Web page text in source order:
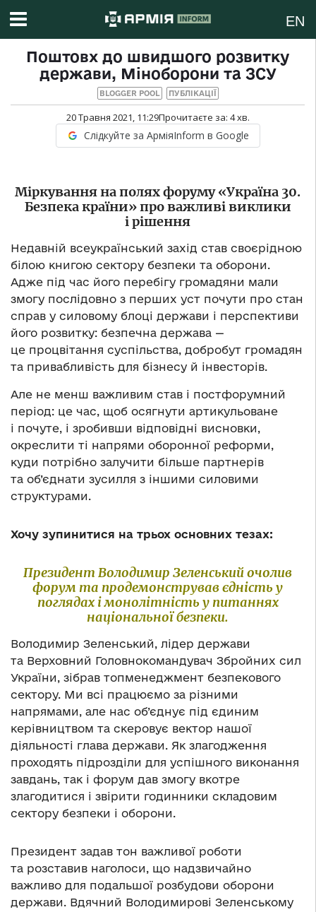
EN
Поштовх до швидшого розвитку
держави, Міноборони та ЗСУ
BLOGGER POOL ПУБЛІКАЦІЇ
20 Травня 2021, 11:29Прочитаєте за: 4хв.
Слідкуйте за АрміяInform в Google
Міркування на полях форуму «Україна 30.
Безпека країни» про важливі виклики
і рішення
Недавній всеукраїнський захід став своєрідною
білою книгою сектору безпеки та оборони.
Адже під час його перебігу громадяни мали
змогу послідовно з перших уст почути про стан
справ у силовому блоці держави і перспективи
його розвитку: безпечна держава —
це процвітання суспільства, добробут громадян
та привабливість для бізнесу й інвесторів.
Але не менш важливим став і постфорумний
період: це час, щоб осягнути артикульоване
і почуте, і зробивши відповідні висновки,
окреслити ті напрями оборонної реформи,
куди потрібно залучити більше партнерів
та об’єднати зусилля з іншими силовими
структурами.
Хочу зупинитися на трьох основних тезах:
Президент Володимир Зеленський очолив
форум та продемонстрував єдність у
поглядах і монолітність у питаннях
національної безпеки.
Володимир Зеленський, лідер держави
та Верховний Головнокомандувач Збройних сил
України, зібрав топменеджмент безпекового
сектору. Ми всі працюємо за різними
напрямами, але нас об’єднує під єдиним
керівництвом та скеровує вектор нашої
діяльності глава держави. Як злагодження
проходять підрозділи для успішного виконання
завдань, так і форум дав змогу вкотре
злагодитися і звірити годинники складовим
сектору безпеки і оборони.
Президент задав тон важливої роботи
та розставив наголоси, що надзвичайно
важливо для подальшої розбудови оборони
держави. Вдячний Володимирові Зеленському